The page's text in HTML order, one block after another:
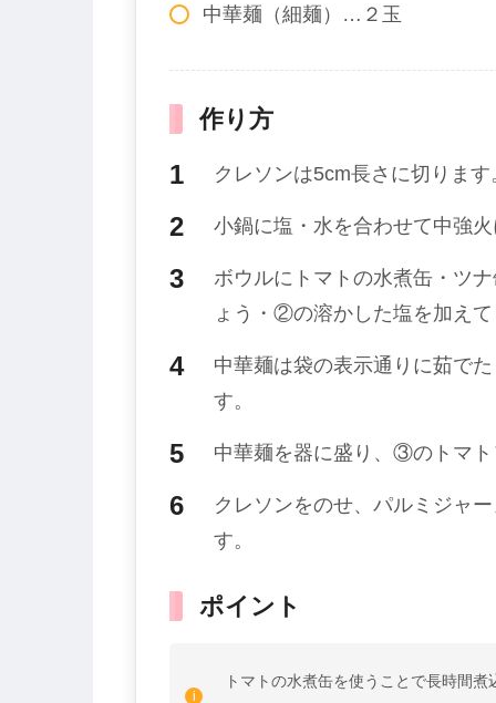
中華麺（細麺）…２玉
作り方
クレソンは5cm長さに切ります
小鍋に塩・水を合わせて中強
ボウルにトマトの水煮缶・ツ
ょう・②の溶かした塩を加え
中華麺は袋の表示通りに茹で
す。
中華麺を器に盛り、③のトマ
クレソンをのせ、パルミジャ
す。
ポイント
トマトの水煮缶を使うことで長時間